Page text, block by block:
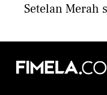
Setelan Merah